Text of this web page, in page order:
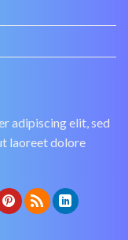
adipiscing elit, sed
laoreet dolore